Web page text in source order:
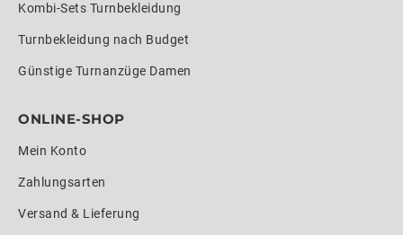
Kombi-Sets Turnbekleidung
Turnbekleidung nach Budget
Günstige Turnanzüge Damen
ONLINE-SHOP
Mein Konto
Zahlungsarten
Versand & Lieferung